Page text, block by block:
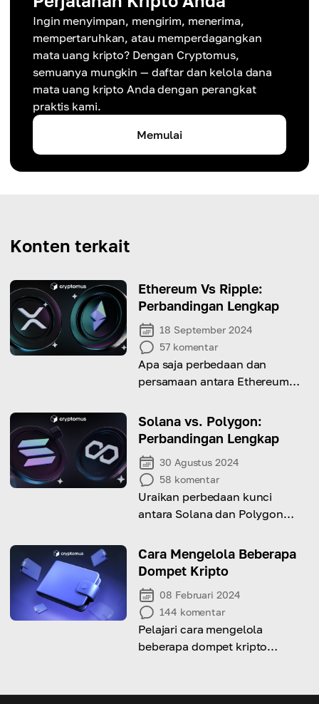
Ingin menyimpan, mengirim, menerima,
mempertaruhkan, atau memperdagangkan
mata uang kripto? Dengan Cryptomus,
semuanya mungkin — daftar dan kelola dana
mata uang kripto Anda dengan perangkat
praktis kami.
Memulai
Konten terkait
Ethereum Vs Ripple:
Perbandingan Lengkap
18 September 2024
57 komentar
Apa saja perbedaan dan
persamaan antara Ethereum
mengulas kekuatan unik
keduanya.
Solana vs. Polygon:
Perbandingan Lengkap
30 Agustus 2024
58 komentar
Uraikan perbedaan kunci
antara Solana dan Polygon
memahami blockchain mana
yang paling sesuai dengan
kebutuhan Anda.
Cara Mengelola Beberapa
Dompet Kripto
08 Februari 2024
144 komentar
Pelajari cara mengelola
beberapa dompet kripto